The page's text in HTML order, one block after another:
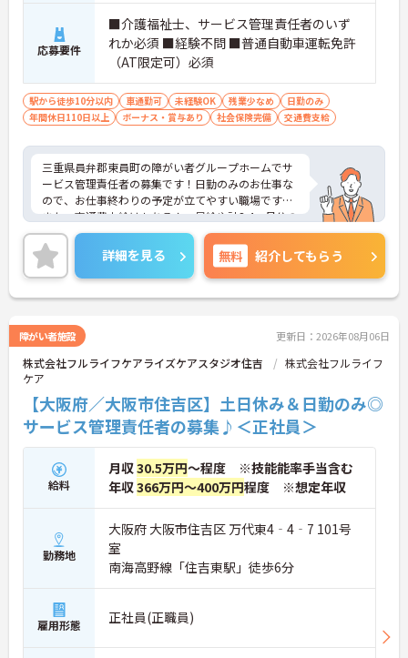
応募要件
■介護福祉士、サービス管理責任者のいず
れか必須 ■経験不問 ■普通自動車運転免許
（AT限定可）必須
駅から徒歩10分以内 車通勤可 未経験OK 残業少なめ
日勤のみ
年間休日110日以上
ボーナス・賞与あり 社会保険完備 交通費支給
三重県員弁郡東員町の障がい者グループホームでサ
ービス管理責任者の募集です！日勤のみのお仕事な
ので、お仕事終わりの予定が立てやすい職場です◎
また、交通費支給はもちろん、昇給や計3.4ヵ月分の
賞与実績ありで待遇面もばっちり！あなたの頑張り
がしっかり評価される職場です♪ご興味のある方は
面接ポイントをお伝えしますので、お気軽にご連絡
ください！
詳細を見る 無料 紹介してもらう
障がい者施設 更新日：2026年08月06日
株式会社フルライフケアライズケアスタジオ住吉
株式会社フルライフ
ケア
【大阪府／大阪市住吉区】土日休み＆日勤のみ◎
サービス管理責任者の募集♪＜正社員＞
給料
月収30.5万円～程度 ※技能能率手当含む
年収366万円～400万円程度 ※想定年収
勤務地
大阪府 大阪市住吉区 万代東4‐4‐7 101号
室
南海高野線「住吉東駅」徒歩6分
雇用形態 正社員(正職員)